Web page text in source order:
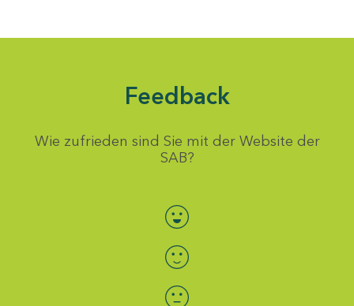
Feedback
Wie zufrieden sind Sie mit der Website der
SAB?
Bewertung auswählen